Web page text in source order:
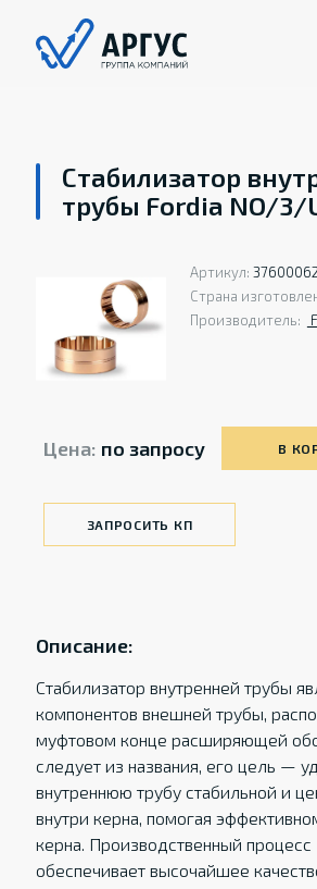
Стабилизатор
трубы Fordia NO/3/
Артикул:
Страна
Производитель:
Цена: по запросу В
ЗАПРОСИТЬ КП
Описание:
Стабилизатор внутренней трубы
компонентов внешней трубы,
муфтовом конце расширяющей
следует из названия, его цель —
внутреннюю трубу стабильной и
внутри керна, помогая
керна. Производственный процесс
обеспечивает высочайшее